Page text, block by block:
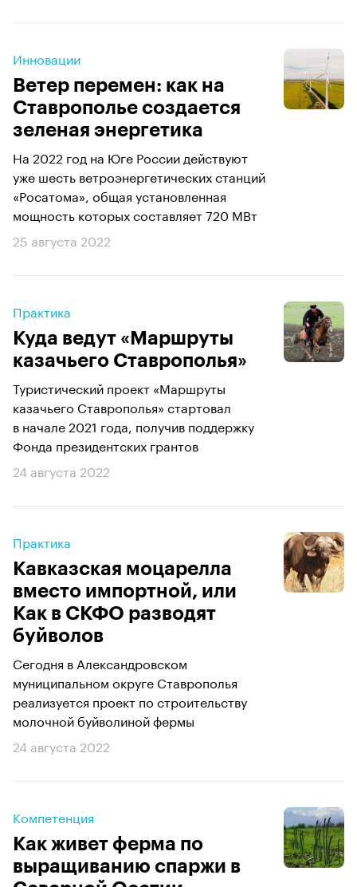
Инновации
Ветер перемен: как на
Ставрополье создается
зеленая энергетика
На 2022 год на Юге России действуют
уже шесть ветроэнергетических станций
«Росатома», общая установленная
мощность которых составляет 720 МВт
25 августа 2022
Практика
Куда ведут «Маршруты
казачьего Ставрополья»
Туристический проект «Маршруты
казачьего Ставрополья» стартовал
в начале 2021 года, получив поддержку
Фонда президентских грантов
24 августа 2022
Практика
Кавказская моцарелла
вместо импортной, или
Как в СКФО разводят
буйволов
Сегодня в Александровском
муниципальном округе Ставрополья
реализуется проект по строительству
молочной буйволиной фермы
24 августа 2022
Компетенция
Как живет ферма по
выращиванию спаржи в